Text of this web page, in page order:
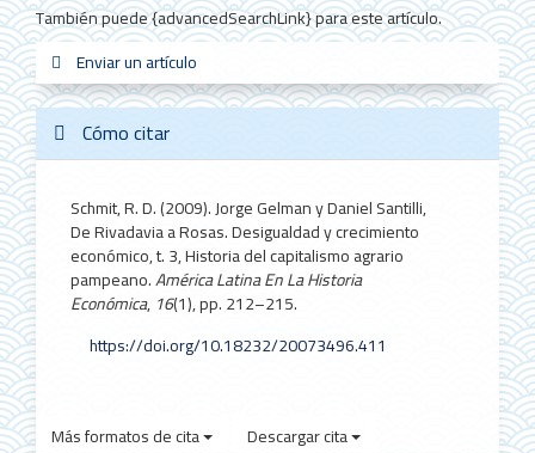
También puede {advancedSearchLink} para este artículo.
un
artículo
Enviar un artículo
Cómo citar
Schmit, R. D. (2009). Jorge Gelman y Daniel Santilli,
De Rivadavia a Rosas. Desigualdad y crecimiento
económico, t. 3, Historia del capitalismo agrario
pampeano.América Latina En La Historia
Económica, 16(1), pp. 212–215.
https://doi.org/10.18232/20073496.411
Más formatos de cita Descargar cita
redes